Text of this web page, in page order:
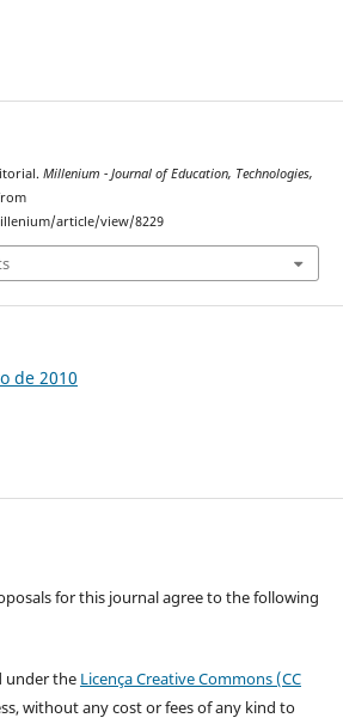
Millenium - Journal of Education, Technologies,
article/view/8229
de 2010
for this journal agree to the following
under the Licença Creative Commons (CC
without any cost or fees of any kind to